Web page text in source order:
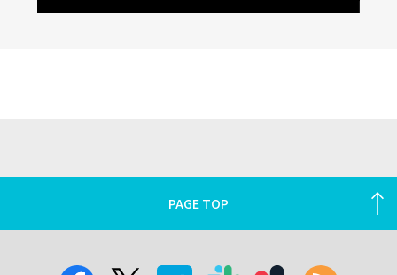
PAGE TOP